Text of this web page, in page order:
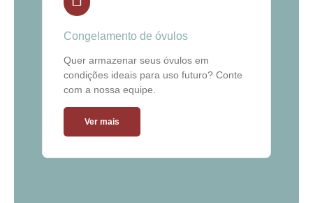
Congelamento de óvulos
Quer armazenar seus óvulos em
condições ideais para uso futuro? Conte
com a nossa equipe.
Ver mais